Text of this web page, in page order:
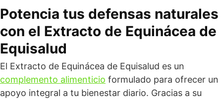
Potencia tus defensas naturales
con el Extracto de Equinácea de
Equisalud
El Extracto de Equinácea de Equisalud es un
complemento alimenticio formulado para ofrecer un
apoyo integral a tu bienestar diario. Gracias a su